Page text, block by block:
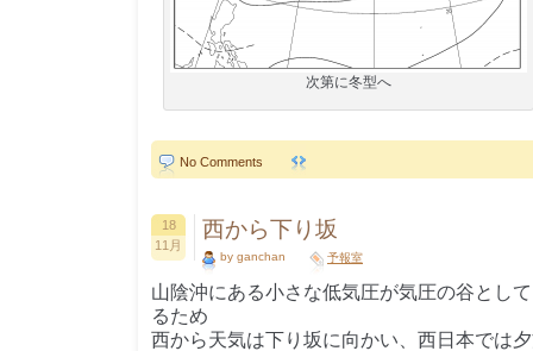
次第に冬型へ
No Comments
18
11月
西から下り坂
by ganchan 予報室
山陰沖にある小さな低気圧が気圧の谷とし
るため
西から天気は下り坂に向かい、西日本では